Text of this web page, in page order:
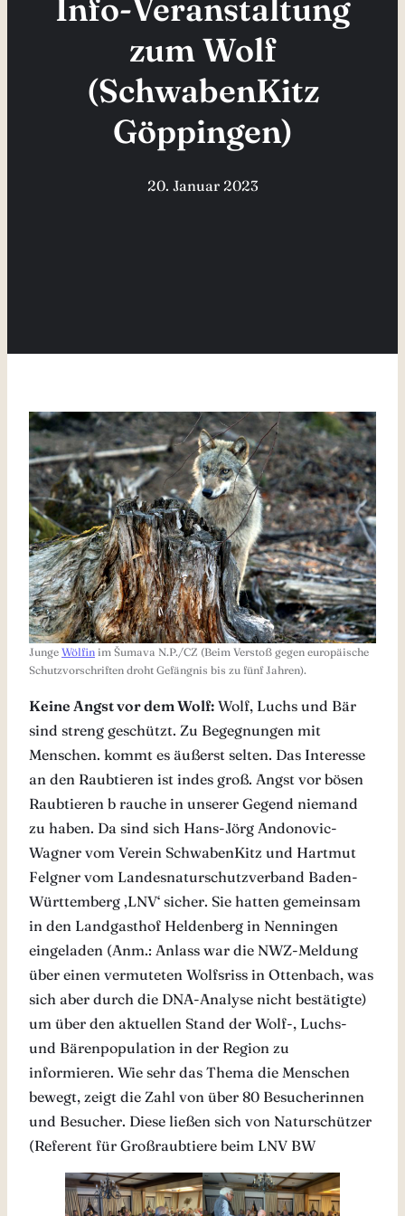
Info-Veranstaltung
zum Wolf
(SchwabenKitz
Göppingen)
20. Januar 2023
Junge Wölfin im Šumava N.P./CZ (Beim Verstoß gegen europäische
Schutzvorschriften droht Gefängnis bis zu fünf Jahren).
Keine Angst vor dem Wolf: Wolf, Luchs und Bär
sind streng geschützt. Zu Begegnungen mit
Menschen. kommt es äußerst selten. Das Interesse
an den Raubtieren ist indes groß. Angst vor bösen
Raubtieren b rauche in unserer Gegend niemand
zu haben. Da sind sich Hans-Jörg Andonovic-
Wagner vom Verein SchwabenKitz und Hartmut
Felgner vom Landesnaturschutzverband Baden-
Württemberg ‚LNV‘ sicher. Sie hatten gemeinsam
in den Landgasthof Heldenberg in Nenningen
eingeladen (Anm.: Anlass war die NWZ-Meldung
über einen vermuteten Wolfsriss in Ottenbach, was
sich aber durch die DNA-Analyse nicht bestätigte)
um über den aktuellen Stand der Wolf-, Luchs-
und Bärenpopulation in der Region zu
informieren. Wie sehr das Thema die Menschen
bewegt, zeigt die Zahl von über 80 Besucherinnen
und Besucher. Diese ließen sich von Naturschützer
(Referent für Großraubtiere beim LNV BW